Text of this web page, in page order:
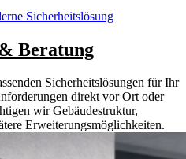
Beratung
Sicherheitslösungen für Ihr
direkt vor Ort oder
wir Gebäudestruktur,
Erweiterungsmöglichkeiten.